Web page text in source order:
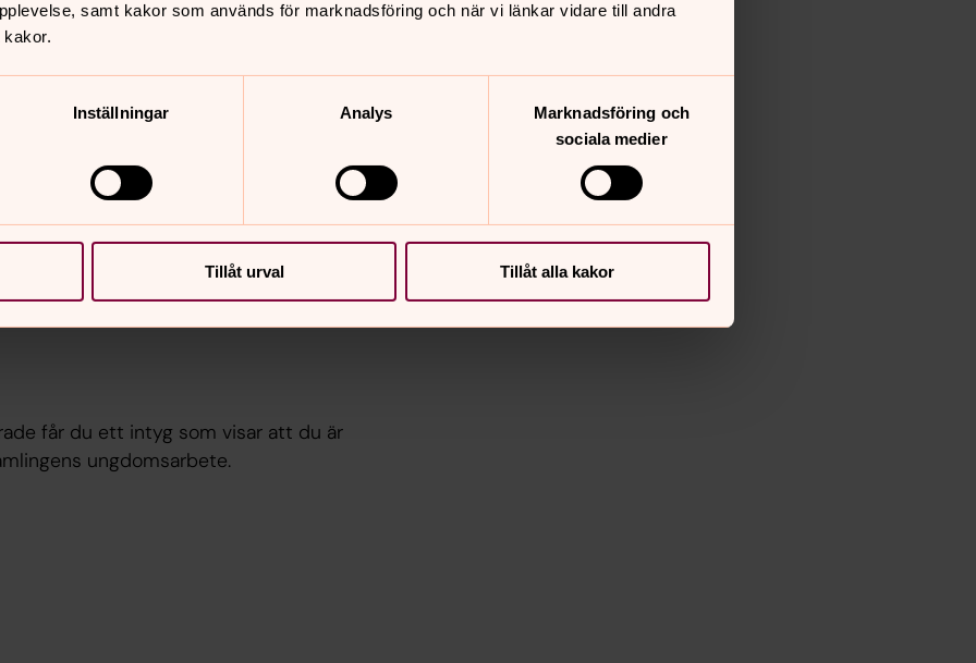
samt kakor som används för marknadsföring och när vi länkar vidare till andra
Inställningar Analys
Marknadsföring och
sociala medier
Tillåt urval Tillåt alla kakor
länk mellan vuxna ledare och
en ledarutbildning som går
får du ett intyg som visar att du är
ungdomsarbete.